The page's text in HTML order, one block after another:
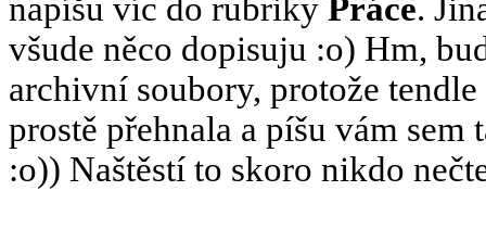
napíšu víc do rubriky Práce.
všude něco dopisuju :o) Hm,
archivní soubory, protože
prostě přehnala a píšu vám
:o)) Naštěstí to skoro nikdo